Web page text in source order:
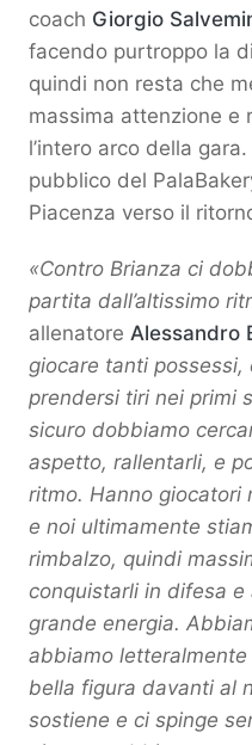
coach Giorgio
facendo purtroppo la
quindi non resta che
massima attenzione e
l’intero arco della
pubblico del
Piacenza verso il
«Contro Brianza ci
partita dall’altissimo
allenatore Alessandro
giocare tanti
prendersi tiri nei primi
sicuro dobbiamo
aspetto, rallentarli, e
ritmo. Hanno giocatori
e noi ultimamente
rimbalzo, quindi
conquistarli in difesa
grande energia.
abbiamo
bella figura davanti al
sostiene e ci spinge